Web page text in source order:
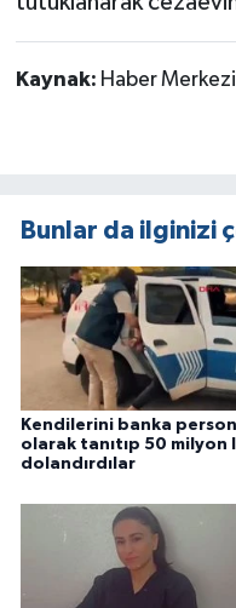
Kaynak: Haber Merkezi
Bunlar da ilginizi
Kendilerini banka
olarak tanıtıp 50 milyon
dolandırdılar